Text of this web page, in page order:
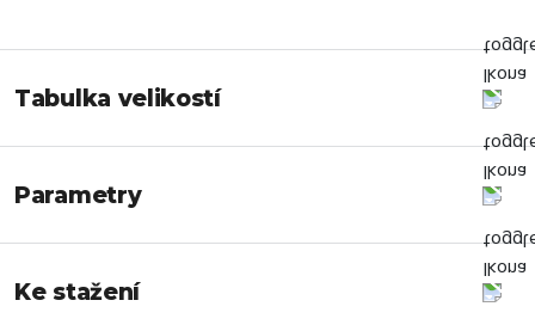
Tabulka velikostí
Parametry
Ke stažení